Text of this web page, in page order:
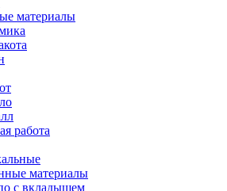
материалы
работа
материалы
с вкладышем